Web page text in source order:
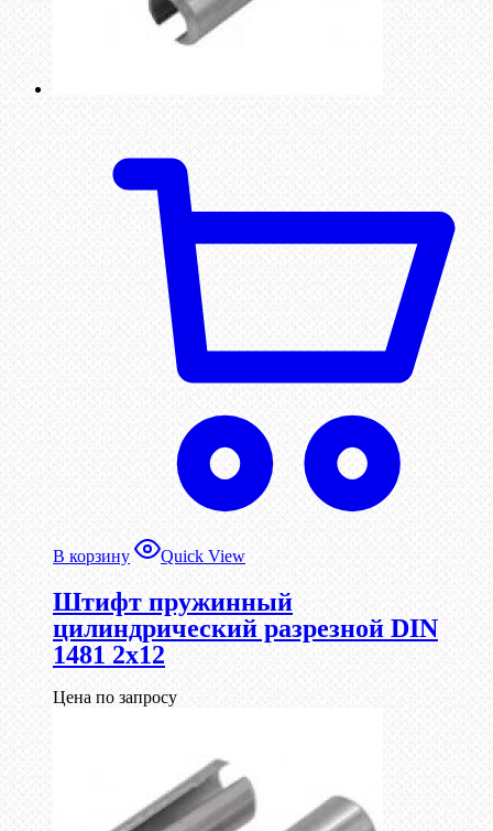
В корзину Quick View
Штифт пружинный
цилиндрический разрезной DIN
1481 2х12
Цена по запросу